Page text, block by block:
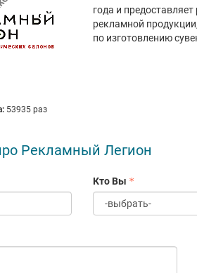
53935 раз
года и
рекламной
по изготовлению
Рекламный Легион
Кто Вы